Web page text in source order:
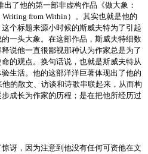
了他的第一部非虚构作品《做大象：
from Within）。其实也就是他的
个标题来源小时候的斯威夫特为了引起
一头大象。在这部作品，斯威夫特细数
说他一直很鄙视那种认为作家总是为了
的观点。换句话说，也就是斯威夫特从
生活。他的这部洋洋巨著体现出了他的
他的散文、访谈和诗歌串联起来，从而构
成长为作家的历程；是在把他所经历过
讶，因为注意到他没有任何可资他在文